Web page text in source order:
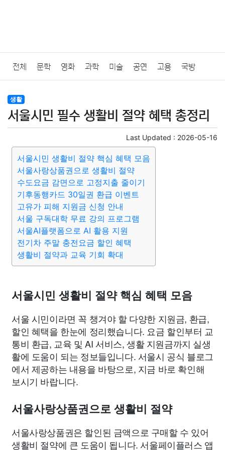
전체 문학 영화 과학 미술 공연 고용 국방
법률
질병 가요 방송 일상 주식 암호화폐 블록체인
결혼 육아 반려동물 패션 미용 증권
요리 상품리뷰 금융 게임
대출 자동차 취미 여행 맛집
종교 사회 정치 건강 의료
부동산 외국어 교육 교통
생활
서울시민 필수 생활비 절약 혜택 총정리
Last Updated : 2026-05-16
서울시민 생활비 절약 핵심 혜택 모음
서울사랑상품권으로 생활비 절약
수도요금 감면으로 고정지출 줄이기
기후동행카드 30일권 환급 이벤트
고유가 피해 지원금 신청 안내
서울 구독대학 무료 강의 프로그램
서울AI플랫폼으로 AI 활용 지원
전기차 주말 충전요금 할인 혜택
생활비 절약과 교육 기회 확대
서울시민 생활비 절약 핵심 혜택 모음
서울 시민이라면 꼭 챙겨야 할 다양한 지원금, 환급,
할인 혜택을 한눈에 정리했습니다. 요금 할인부터 교
통비 환급, 교육 및 AI 서비스, 생활 지원금까지 실생
활에 도움이 되는 정보들입니다. 서울시 공식 블로그
에서 제공하는 내용을 바탕으로, 지금 바로 확인해
보시기 바랍니다.
서울사랑상품권으로 생활비 절약
서울사랑상품권은 할인된 금액으로 구매할 수 있어
생활비 절약에 큰 도움이 됩니다. 서울페이플러스 앱